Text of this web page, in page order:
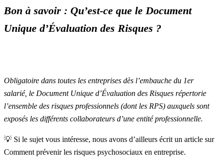
Bon à savoir : Qu’est-ce que le Document
Unique d’Évaluation des Risques ?
Obligatoire dans toutes les entreprises dès l’embauche du 1er
salarié, le Document Unique d’Évaluation des Risques répertorie
l’ensemble des risques professionnels (dont les RPS) auxquels sont
exposés les différents collaborateurs d’une entité professionnelle.
💡 Si le sujet vous intéresse, nous avons d’ailleurs écrit un article sur
Comment prévenir les risques psychosociaux en entreprise.